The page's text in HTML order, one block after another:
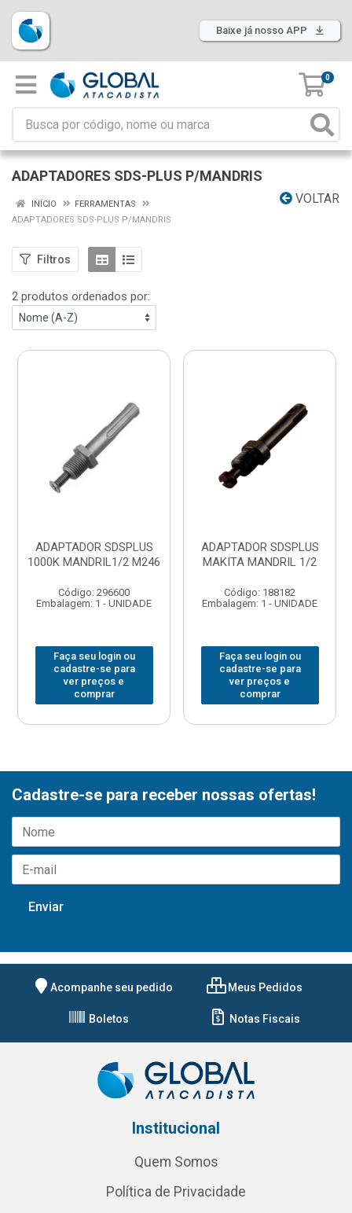
Baixe já nosso APP
0
ADAPTADORES SDS-PLUS P/MANDRIS
VOLTAR
INÍCIO
FERRAMENTAS
ADAPTADORES SDS-PLUS P/MANDRIS
Filtros
2 produtos ordenados por:
ADAPTADOR SDSPLUS
1000K MANDRIL1/2 M246
Código: 296600
Embalagem: 1 - UNIDADE
Faça seu login ou
cadastre-se para
ver preços e
comprar
ADAPTADOR SDSPLUS
MAKITA MANDRIL 1/2
Código: 188182
Embalagem: 1 - UNIDADE
Faça seu login ou
cadastre-se para
ver preços e
comprar
Cadastre-se para receber nossas ofertas!
Acompanhe seu pedido Meus Pedidos
Boletos Notas Fiscais
Institucional
Quem Somos
Política de Privacidade